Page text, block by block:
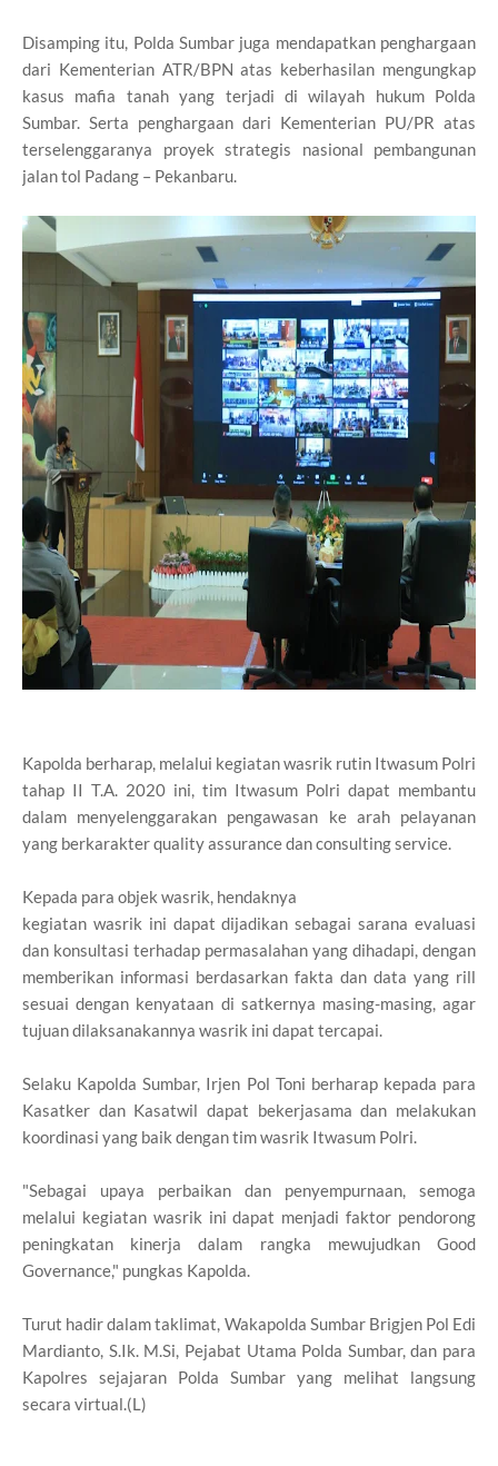
Disamping itu, Polda Sumbar juga mendapatkan penghargaan
dari Kementerian ATR/BPN atas keberhasilan mengungkap
kasus mafia tanah yang terjadi di wilayah hukum Polda
Sumbar. Serta penghargaan dari Kementerian PU/PR atas
terselenggaranya proyek strategis nasional pembangunan
jalan tol Padang – Pekanbaru.
Kapolda berharap, melalui kegiatan wasrik rutin Itwasum Polri
tahap II T.A. 2020 ini, tim Itwasum Polri dapat membantu
dalam menyelenggarakan pengawasan ke arah pelayanan
yang berkarakter quality assurance dan consulting service.
Kepada para objek wasrik, hendaknya
kegiatan wasrik ini dapat dijadikan sebagai sarana evaluasi
dan konsultasi terhadap permasalahan yang dihadapi, dengan
memberikan informasi berdasarkan fakta dan data yang rill
sesuai dengan kenyataan di satkernya masing-masing, agar
tujuan dilaksanakannya wasrik ini dapat tercapai.
Selaku Kapolda Sumbar, Irjen Pol Toni berharap kepada para
Kasatker dan Kasatwil dapat bekerjasama dan melakukan
koordinasi yang baik dengan tim wasrik Itwasum Polri.
"Sebagai upaya perbaikan dan penyempurnaan, semoga
melalui kegiatan wasrik ini dapat menjadi faktor pendorong
peningkatan kinerja dalam rangka mewujudkan Good
Governance," pungkas Kapolda.
Turut hadir dalam taklimat, Wakapolda Sumbar Brigjen Pol Edi
Mardianto, S.Ik. M.Si, Pejabat Utama Polda Sumbar, dan para
Kapolres sejajaran Polda Sumbar yang melihat langsung
secara virtual.(L)